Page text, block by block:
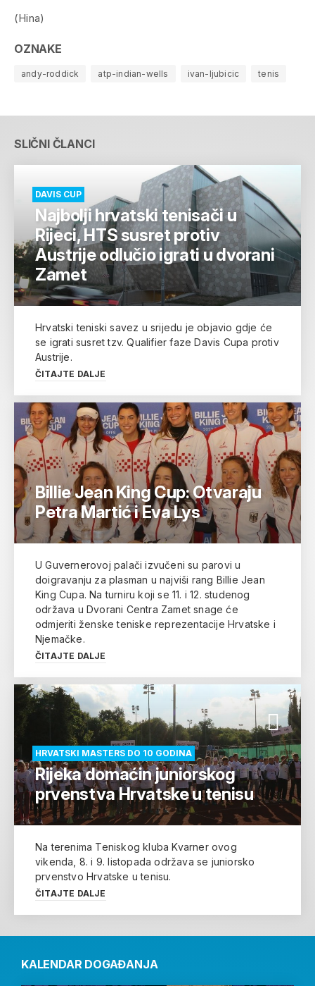
(Hina)
OZNAKE
andy-roddick atp-indian-wells ivan-ljubicic tenis
SLIČNI ČLANCI
DAVIS CUP
Najbolji hrvatski tenisači u
Rijeci, HTS susret protiv
Austrije odlučio igrati u dvorani
Zamet
Hrvatski teniski savez u srijedu je objavio gdje će
se igrati susret tzv. Qualifier faze Davis Cupa protiv
Austrije.
ČITAJTE DALJE
Billie Jean King Cup: Otvaraju
Petra Martić i Eva Lys
U Guvernerovoj palači izvučeni su parovi u
doigravanju za plasman u najviši rang Billie Jean
King Cupa. Na turniru koji se 11. i 12. studenog
održava u Dvorani Centra Zamet snage će
odmjeriti ženske teniske reprezentacije Hrvatske i
Njemačke.
ČITAJTE DALJE
HRVATSKI MASTERS DO 10 GODINA
Rijeka domaćin juniorskog
prvenstva Hrvatske u tenisu
Na terenima Teniskog kluba Kvarner ovog
vikenda, 8. i 9. listopada održava se juniorsko
prvenstvo Hrvatske u tenisu.
ČITAJTE DALJE
KALENDAR DOGAĐANJA